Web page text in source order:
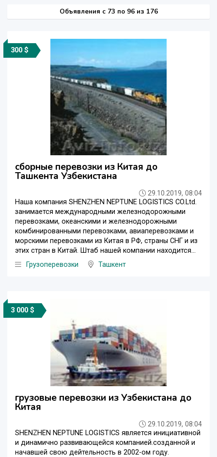
Объявления c 73 по 96 из 176
300 $
сборные перевозки из Китая до
Ташкента Узбекистана
29.10.2019, 08:04
Наша компания SHENZHEN NEPTUNE LOGISTICS CO.Ltd.
занимается международными железнодорожными
перевозками, океанскими и железнодорожными
комбинированными перевозками, авиаперевозками и
морскими перевозками из Китая в РФ, страны СНГ и из
этих стран в Китай. Штаб нашей компании находится...
Грузоперевозки
Ташкент
3 000 $
грузовые перевозки из Узбекистана до
Китая
29.10.2019, 08:04
SHENZHEN NEPTUNE LOGISTICS является инициативной
и динамично развивающейся компанией.созданной и
начавшей свою дейтельность в 2002-ом году.